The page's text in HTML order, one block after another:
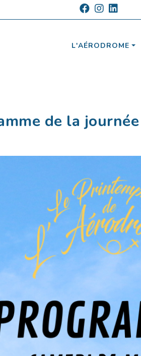
L'AÉRODROME
de la